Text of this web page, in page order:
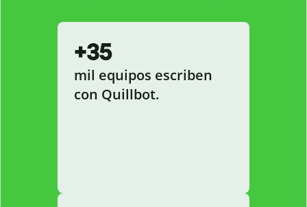
+35
mil equipos escriben
con Quillbot.